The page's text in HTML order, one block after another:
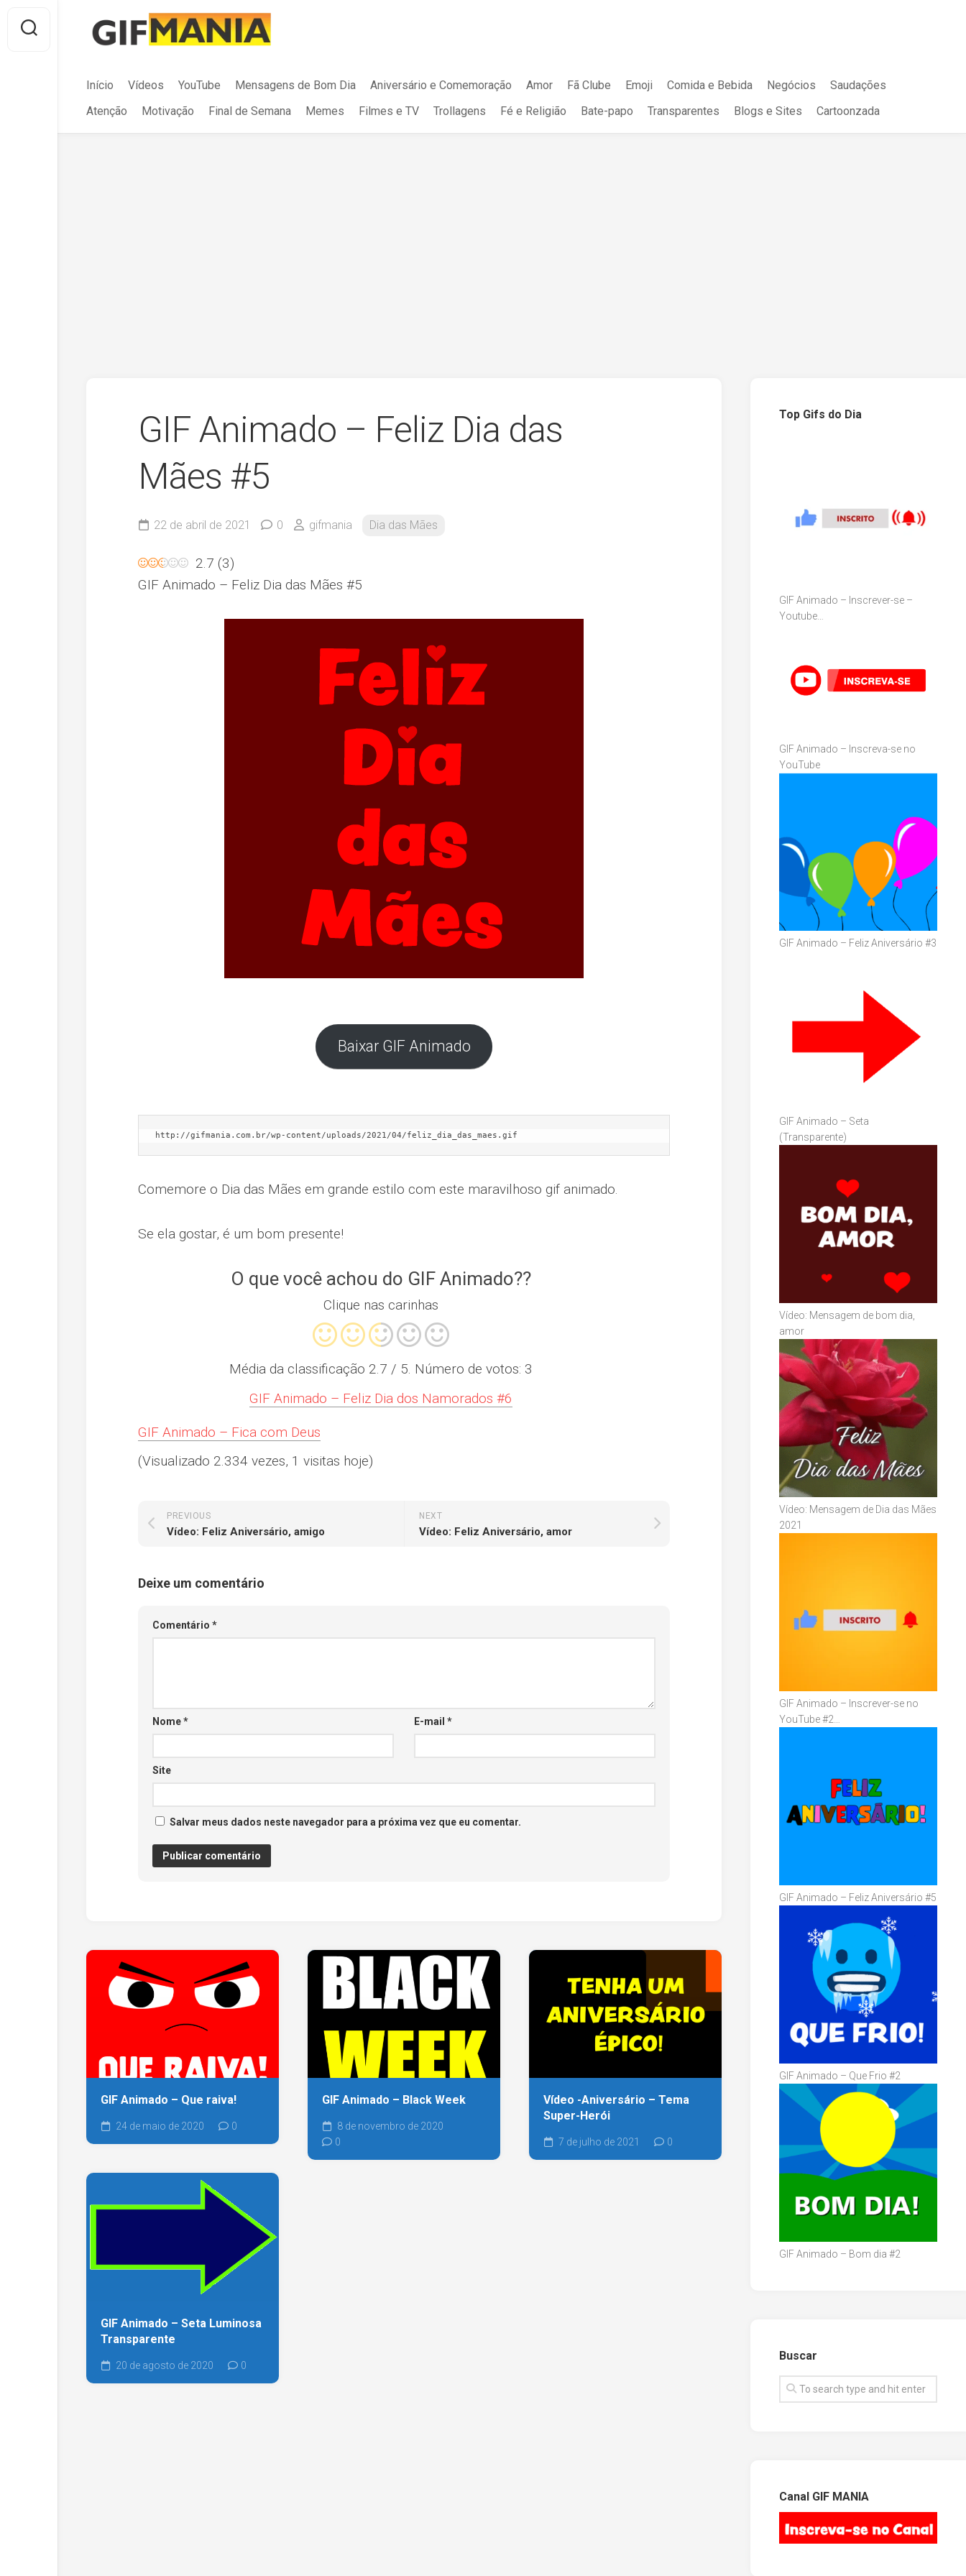
content
Início Vídeos YouTube Mensagens de Bom Dia Aniversário e Comemoração Amor Fã Clube Emoji Comida e Bebida Negócios
Saudações
Atenção
Motivação Final de Semana Memes Filmes e TV Trollagens Fé e Religião Bate-papo Transparentes Blogs e Sites Cartoonzada
GIF Animado – Feliz Dia das
Mães #5
22 de abril de 2021 0 gifmania Dia das Mães
2.7 (3)
GIF Animado – Feliz Dia das Mães #5
Baixar GIF Animado
http://gifmania.com.br/wp-content/uploads/2021/04/feliz_dia_das_maes.gif
Comemore o Dia das Mães em grande estilo com este maravilhoso gif animado.
Se ela gostar, é um bom presente!
O que você achou do GIF Animado??
Clique nas carinhas
Média da classificação 2.7 / 5. Número de votos: 3
GIF Animado – Feliz Dia dos Namorados #6
GIF Animado – Fica com Deus
(Visualizado 2.334 vezes, 1 visitas hoje)
NEXT
Vídeo: Feliz Aniversário, amor
PREVIOUS
Vídeo: Feliz Aniversário, amigo
Deixe um comentário
Comentário *
Nome* E-mail *
Site
Salvar meus dados neste navegador para a próxima vez que eu comentar.
GIF Animado – Que raiva!
24 de maio de 2020 0
GIF Animado – Black Week
8 de novembro de 2020
0
Vídeo -Aniversário – Tema
Super-Herói
7 de julho de 2021 0
GIF Animado – Seta Luminosa
Transparente
20 de agosto de 2020 0
Top Gifs do Dia
GIF Animado – Inscrever-se –
Youtube…
GIF Animado – Inscreva-se no
YouTube
GIF Animado – Feliz Aniversário #3
GIF Animado – Seta
(Transparente)
Vídeo: Mensagem de bom dia,
amor
Vídeo: Mensagem de Dia das Mães
2021
GIF Animado – Inscrever-se no
YouTube #2…
GIF Animado – Feliz Aniversário #5
GIF Animado – Que Frio #2
GIF Animado – Bom dia #2
Buscar
Canal GIF MANIA